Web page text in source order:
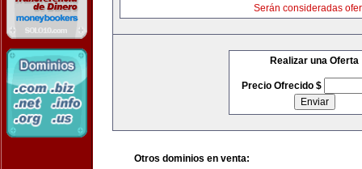
Serán consideradas
Realizar una Oferta
Precio Ofrecido $
Otros dominios en venta: